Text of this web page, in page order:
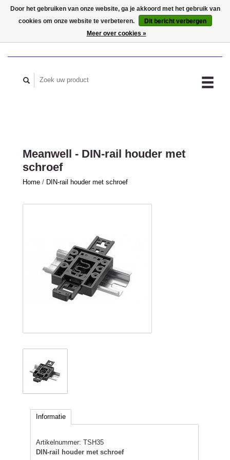
MIJN ACCOUNT
Meanwell - DIN-rail houder met
schroef
Home / DIN-rail houder met schroef
Informatie
Artikelnummer: TSH35
DIN-rail houder met schroef
Door het gebruiken van onze website, ga je akkoord met het gebruik van
cookies om onze website te verbeteren.
Dit bericht verbergen
Meer over cookies »